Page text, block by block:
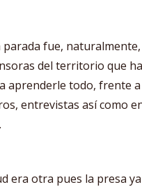
fue,
del territorio que
aprenderle todo, frente
entrevistas así como
era otra pues la presa